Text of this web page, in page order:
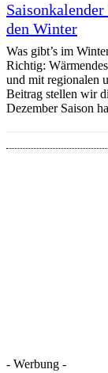
den Winter
Was gibt’s im
Richtig:
und mit regionalen
Beitrag stellen wir
Dezember Saison
- Werbung -